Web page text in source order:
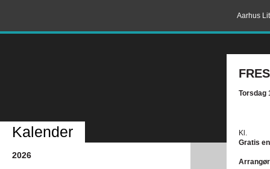
Aarhus
Torsdag
Kl.
Gratis
Kalender
2026